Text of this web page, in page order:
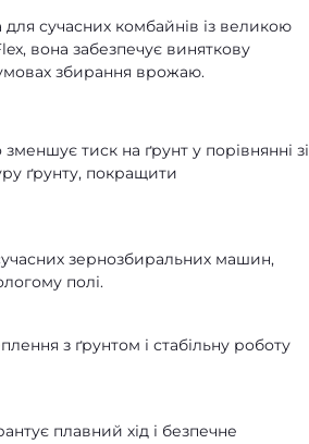
сучасних комбайнів із великою
вона забезпечує виняткову
умовах збирання врожаю.
тиск на ґрунт у порівнянні зі
ґрунту, покращити
зернозбиральних машин,
полі.
з ґрунтом і стабільну роботу
плавний хід і безпечне